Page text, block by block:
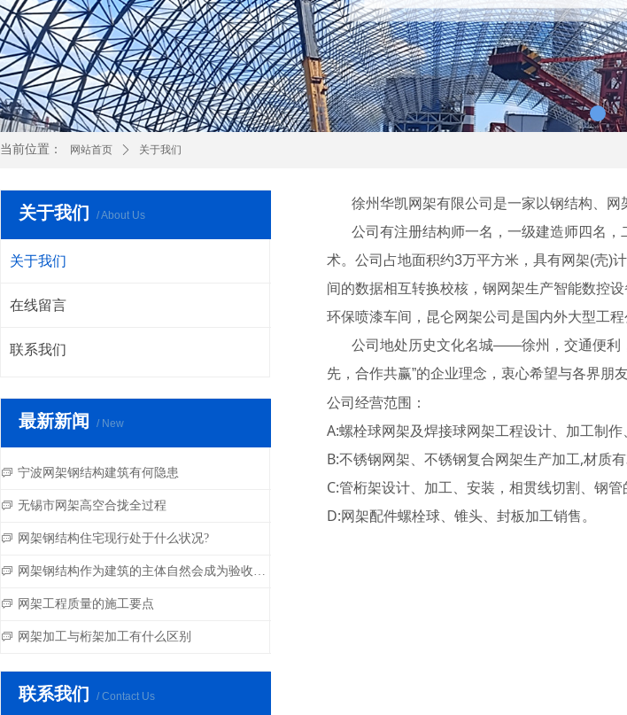
网站首页 ꄲ 关于我们
当前位置：
关于我们 / About Us
关于我们
在线留言
联系我们
最新新闻 / New
ꀃ 宁波网架钢结构建筑有何隐患
ꀃ 无锡市网架高空合拢全过程
ꀃ 网架钢结构住宅现行处于什么状况?
ꀃ 网架钢结构作为建筑的主体自然会成为验收的重点
ꀃ 网架工程质量的施工要点
ꀃ 网架加工与桁架加工有什么区别
联系我们 / Contact Us
徐州华凯网架有限公司是一家以钢结构、网
公司有注册结构师一名，一级建造师四名，
术。公司占地面积约3万平方米，具有网架(壳)
间的数据相互转换校核，钢网架生产智能数控
环保喷漆车间，昆仑网架公司是国内外大型工程
公司地处历史文化名城——徐州，交通便利，
先，合作共赢”的企业理念，衷心希望与各界朋
公司经营范围：
A:螺栓球网架及焊接球网架工程设计、加工制
B:不锈钢网架、不锈钢复合网架生产加工,材质有
C:管桁架设计、加工、安装，相贯线切割、钢管
D:网架配件螺栓球、锥头、封板加工销售。